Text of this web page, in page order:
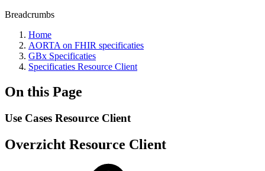
Breadcrumbs
Home
AORTA on FHIR specificaties
GBx Specificaties
Specificaties Resource Client
On this Page
Use Cases Resource Client
Overzicht Resource Client